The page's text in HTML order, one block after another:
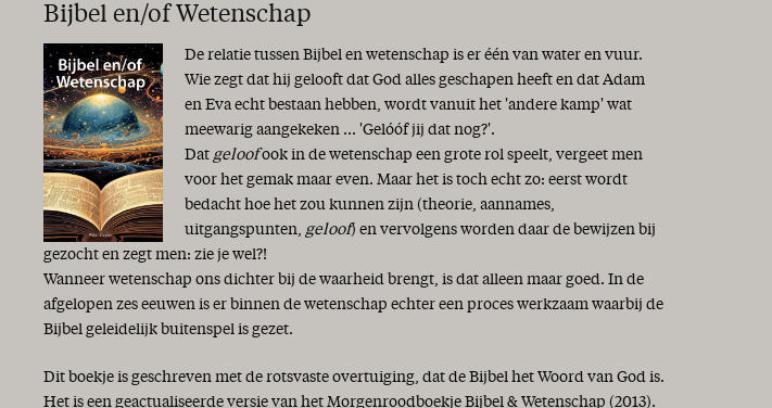
Bijbel en/of Wetenschap
De relatie tussen Bijbel en wetenschap is er één van water en vuur.
Wie zegt dat hij gelooft dat God alles geschapen heeft en dat Adam
en Eva echt bestaan hebben, wordt vanuit het 'andere kamp' wat
meewarig aangekeken ... 'Gelóóf jij dat nog?'.
Dat geloofook in de wetenschap een grote rol speelt, vergeet men
voor het gemak maar even. Maar het is toch echt zo: eerst wordt
bedacht hoe het zou kunnen zijn (theorie, aannames,
uitgangspunten, geloof) en vervolgens worden daar de bewijzen bij
gezocht en zegt men: zie je wel?!
Wanneer wetenschap ons dichter bij de waarheid brengt, is dat alleen maar goed. In de
afgelopen zes eeuwen is er binnen de wetenschap echter een proces werkzaam waarbij de
Bijbel geleidelijk buitenspel is gezet.
Dit boekje is geschreven met de rotsvaste overtuiging, dat de Bijbel het Woord van God is.
Het is een geactualiseerde versie van het Morgenroodboekje Bijbel & Wetenschap (2013).